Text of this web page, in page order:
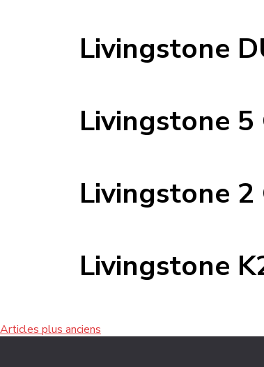
Livingstone
Livingstone 5
Livingstone 2
Livingstone
Navigation
Articles plus anciens